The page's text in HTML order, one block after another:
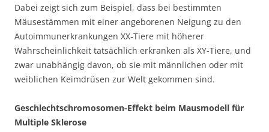
Dabei zeigt sich zum Beispiel, dass bei bestimmten
Mäusestämmen mit einer angeborenen Neigung zu den
Autoimmunerkrankungen XX-Tiere mit höherer
Wahrscheinlichkeit tatsächlich erkranken als XY-Tiere, und
zwar unabhängig davon, ob sie mit männlichen oder mit
weiblichen Keimdrüsen zur Welt gekommen sind.
Geschlechtschromosomen-Effekt beim Mausmodell für
Multiple Sklerose